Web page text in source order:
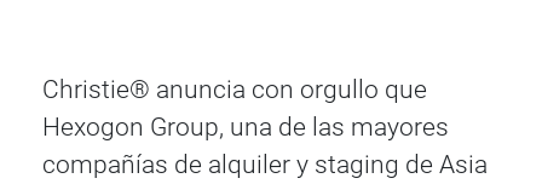
Christie® anuncia con orgullo que
Hexogon Group, una de las mayores
compañías de alquiler y staging de Asia